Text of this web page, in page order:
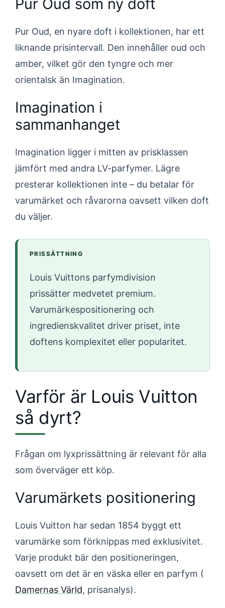
Pur Oud som ny doft
Pur Oud, en nyare doft i kollektionen, har ett
liknande prisintervall. Den innehåller oud och
amber, vilket gör den tyngre och mer
orientalsk än Imagination.
Imagination i
sammanhanget
Imagination ligger i mitten av prisklassen
jämfört med andra LV-parfymer. Lägre
presterar kollektionen inte – du betalar för
varumärket och råvarorna oavsett vilken doft
du väljer.
PRISSÄTTNING
Louis Vuittons parfymdivision
prissätter medvetet premium.
Varumärkespositionering och
ingredienskvalitet driver priset, inte
doftens komplexitet eller popularitet.
Varför är Louis Vuitton
så dyrt?
Frågan om lyxprissättning är relevant för alla
som överväger ett köp.
Varumärkets positionering
Louis Vuitton har sedan 1854 byggt ett
varumärke som förknippas med exklusivitet.
Varje produkt bär den positioneringen,
oavsett om det är en väska eller en parfym (
Damernas Värld, prisanalys).